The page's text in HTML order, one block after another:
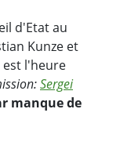
d'Etat au
Kunze et
est l'heure
Sergei
manque de